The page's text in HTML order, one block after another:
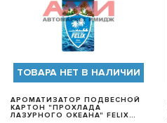
БЫСТРЫЙ ПРОСМОТР
ТОВАРА НЕТ В НАЛИЧИИ
АРОМАТИЗАТОР ПОДВЕСНОЙ
КАРТОН "ПРОХЛАДА
ЛАЗУРНОГО ОКЕАНА" FELIX